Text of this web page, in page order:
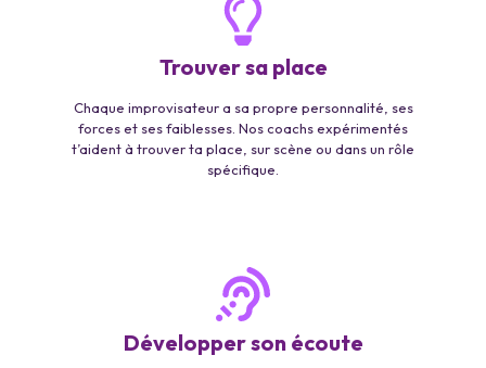
Trouver sa place
Chaque improvisateur a sa propre personnalité, ses
forces et ses faiblesses. Nos coachs expérimentés
t’aident à trouver ta place, sur scène ou dans un rôle
spécifique.
Développer son écoute